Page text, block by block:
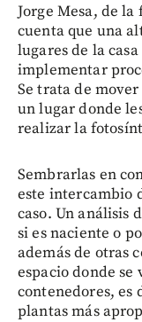
Jorge Mesa, de
cuenta que una
lugares de la
implementar
Se trata de
un lugar donde
realizar la
Sembrarlas en
este intercambio
caso. Un análisis
si es naciente o
además de otras
espacio donde se
contenedores, es
plantas más